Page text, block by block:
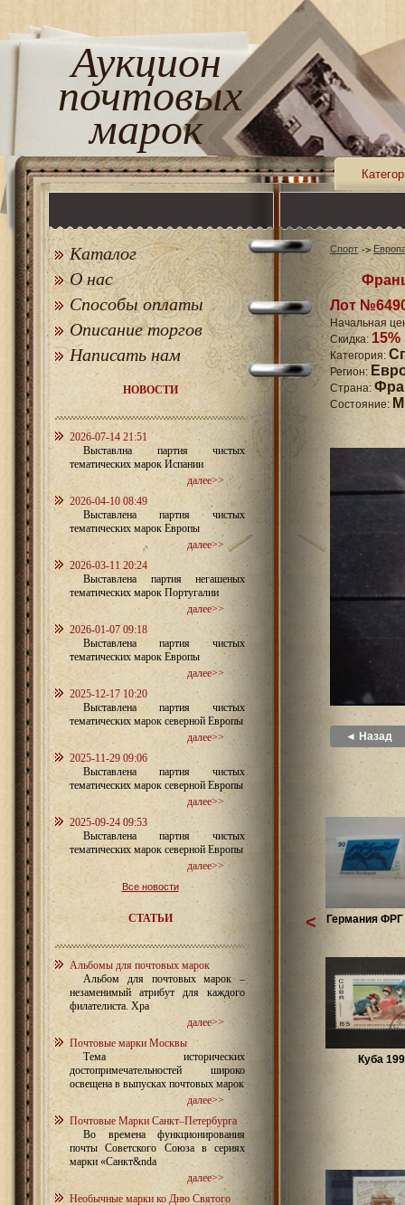
Аукцион
почтовых
марок
Каталог
О нас
Способы оплаты
Описание торгов
Написать нам
НОВОСТИ
2026-07-14 21:51
Выставлна партия чистых
тематических марок Испании
далее>>
2026-04-10 08:49
Выставлена партия чистых
тематических марок Европы
далее>>
2026-03-11 20:24
Выставлена партия негашеных
тематических марок Португалии
далее>>
2026-01-07 09:18
Выставлена партия чистых
тематических марок Европы
далее>>
2025-12-17 10:20
Выставлена партия чистых
тематических марок северной Европы
далее>>
2025-11-29 09:06
Выставлена партия чистых
тематических марок северной Европы
далее>>
2025-09-24 09:53
Выставлена партия чистых
тематических марок северной Европы
далее>>
Все новости
СТАТЬИ
Альбомы для почтовых марок
Альбом для почтовых марок –
незаменимый атрибут для каждого
филателиста. Хра
далее>>
Почтовые марки Москвы
Тема исторических
достопримечательностей широко
освещена в выпусках почтовых марок
далее>>
Почтовые Марки Санкт–Петербурга
Во времена функционирования
почты Советского Союза в сериях
марки «Санкт&nda
далее>>
Необычные марки ко Дню Святого
Спорт
Лот
Начальная
Скидка: 15%
Категория:
Регион:
Страна:
Состояние:
◄ Назад
Германия ФРГ
Куба
<